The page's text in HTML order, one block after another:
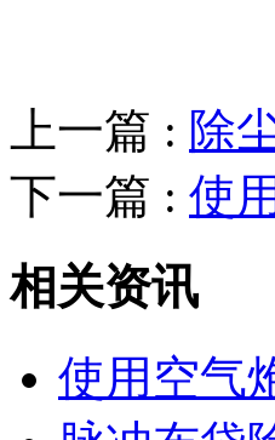
上一篇 : 除
下一篇 : 使
相关资讯
使用空气